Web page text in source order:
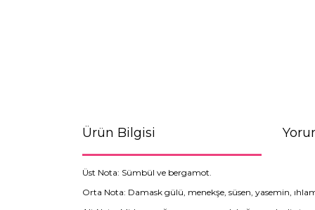
Ürün Bilgisi
Üst Nota: Sümbül ve bergamot.
Orta Nota: Damask gülü, menekşe, süsen, yasemin,